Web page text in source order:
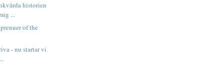
historien
...
of the
- nu startar vi